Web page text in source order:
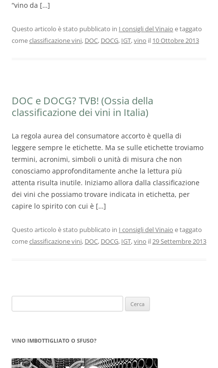
“vino da […]
Questo articolo è stato pubblicato in I consigli del Vinaio e taggato
comeclassificazione vini, DOC, DOCG, IGT,vino il 10 Ottobre 2013
DOC e DOCG? TVB! (Ossia della
classificazione dei vini in Italia)
La regola aurea del consumatore accorto è quella di
leggere sempre le etichette. Ma se sulle etichette troviamo
termini, acronimi, simboli o unità di misura che non
conosciamo approfonditamente anche la lettura più
attenta risulta inutile. Iniziamo allora dalla classificazione
dei vini che possiamo trovare indicata in etichetta, per
capire lo spirito con cui è […]
Questo articolo è stato pubblicato in I consigli del Vinaio e taggato
comeclassificazione vini, DOC, DOCG, IGT,vino il29 Settembre 2013
per:
VINO IMBOTTIGLIATO O SFUSO?